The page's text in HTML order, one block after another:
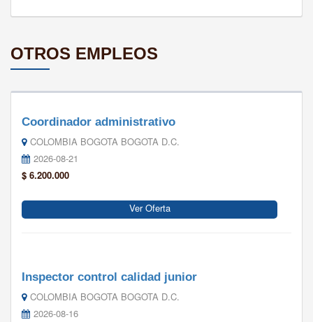
OTROS EMPLEOS
Coordinador administrativo
COLOMBIA BOGOTA BOGOTA D.C.
2026-08-21
$ 6.200.000
Ver Oferta
Inspector control calidad junior
COLOMBIA BOGOTA BOGOTA D.C.
2026-08-16